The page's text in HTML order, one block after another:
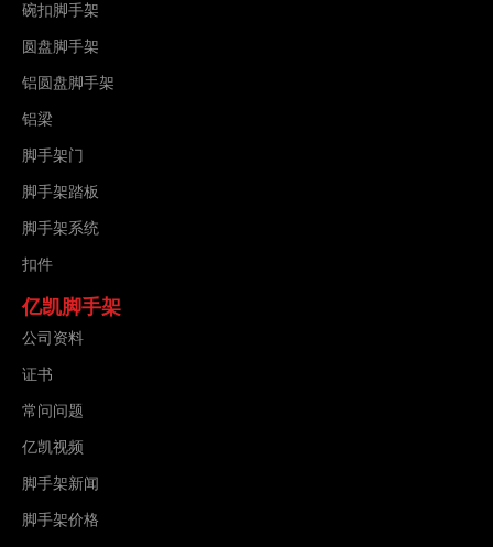
碗扣脚手架
圆盘脚手架
铝圆盘脚手架
铝梁
脚手架门
脚手架踏板
脚手架系统
扣件
亿凯脚手架
公司资料
证书
常问问题
亿凯视频
脚手架新闻
脚手架价格